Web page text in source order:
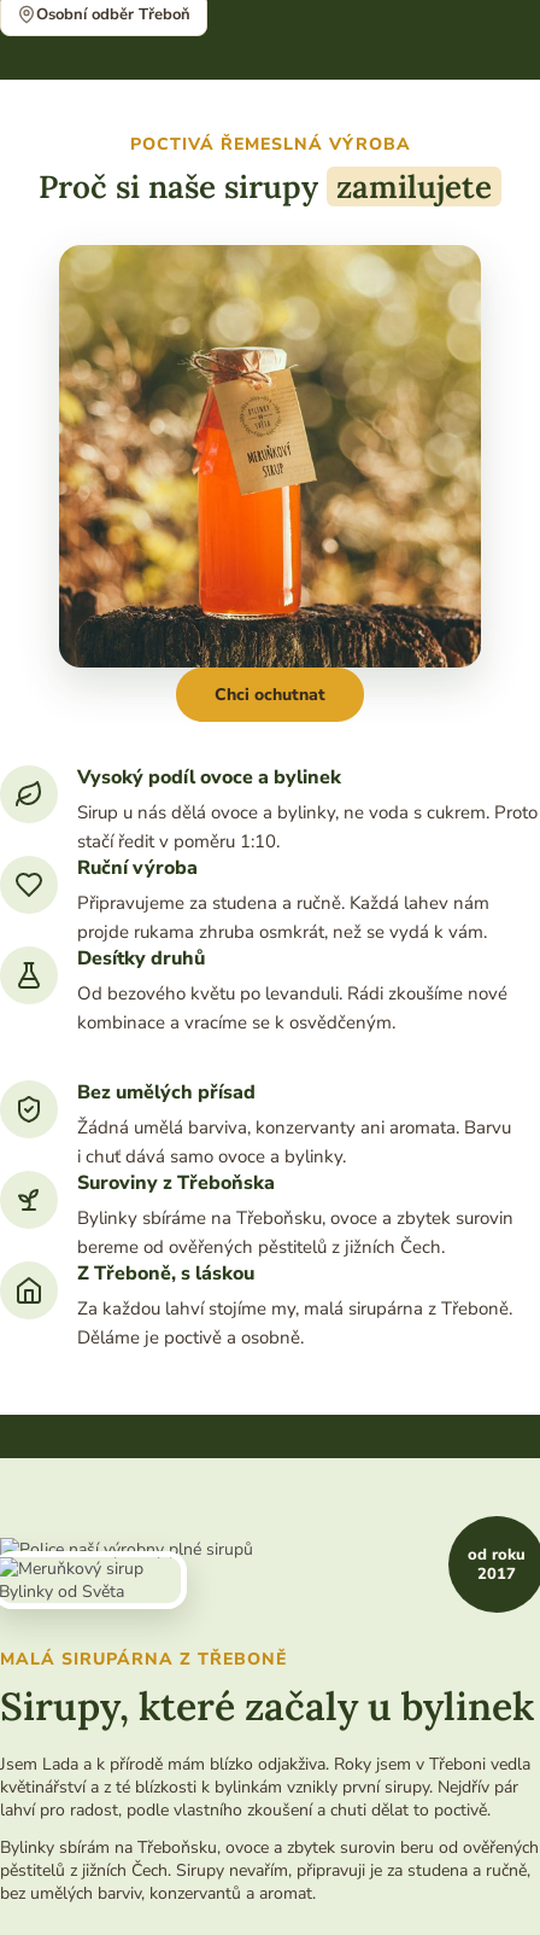
Osobní odběr Třeboň
POCTIVÁ ŘEMESLNÁ VÝROBA
Proč si naše sirupy zamilujete
Vysoký podíl ovoce a bylinek
Sirup u nás dělá ovoce a bylinky, ne voda s cukrem. Proto
stačí ředit v poměru 1:10.
Ruční výroba
Připravujeme za studena a ručně. Každá lahev nám
projde rukama zhruba osmkrát, než se vydá k vám.
Desítky druhů
Od bezového květu po levanduli. Rádi zkoušíme nové
kombinace a vracíme se k osvědčeným.
Chci ochutnat
Bez umělých přísad
Žádná umělá barviva, konzervanty ani aromata. Barvu
i chuť dává samo ovoce a bylinky.
Suroviny z Třeboňska
Bylinky sbíráme na Třeboňsku, ovoce a zbytek surovin
bereme od ověřených pěstitelů z jižních Čech.
Z Třeboně, s láskou
Za každou lahví stojíme my, malá sirupárna z Třeboně.
Děláme je poctivě a osobně.
MALÁ SIRUPÁRNA Z TŘEBONĚ
Sirupy, které začaly u bylinek
Jsem Lada a k přírodě mám blízko odjakživa. Roky jsem v Třeboni vedla
květinářství a z té blízkosti k bylinkám vznikly první sirupy. Nejdřív pár
lahví pro radost, podle vlastního zkoušení a chuti dělat to poctivě.
Bylinky sbírám na Třeboňsku, ovoce a zbytek surovin beru od ověřených
pěstitelů z jižních Čech. Sirupy nevařím, připravuji je za studena a ručně,
bez umělých barviv, konzervantů a aromat.
od roku
2017